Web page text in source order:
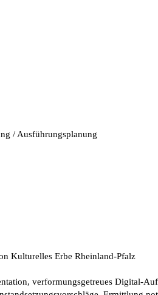
/ Ausführungsplanung
Kulturelles Erbe Rheinland-Pfalz
verformungsgetreues Digital-